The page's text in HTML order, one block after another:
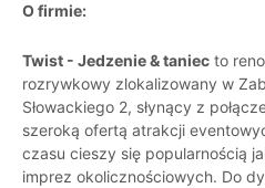
O firmie:
Twist - Jedzenie & taniec to
rozrywkowy zlokalizowany w
Słowackiego 2, słynący z
szeroką ofertą atrakcji
czasu cieszy się popularnością
imprez okolicznościowych. Do